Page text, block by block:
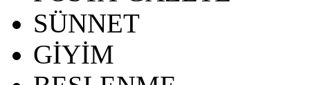
SÜNNET
GİYİM